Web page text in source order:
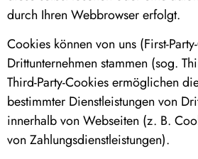
durch Ihren Webbrowser erfolgt.
Cookies können von uns (First-
Drittunternehmen stammen (sog.
Third-Party-Cookies ermöglichen
bestimmter Dienstleistungen von
innerhalb von Webseiten (z. B.
von Zahlungsdienstleistungen).